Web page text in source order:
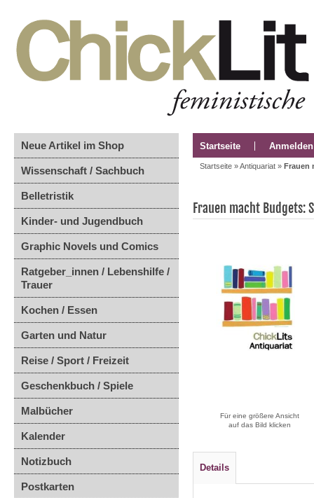
Neue Artikel im Shop
Wissenschaft / Sachbuch
Belletristik
Kinder- und Jugendbuch
Graphic Novels und Comics
Ratgeber_innen / Lebenshilfe /
Trauer
Kochen / Essen
Garten und Natur
Reise / Sport / Freizeit
Geschenkbuch / Spiele
Malbücher
Kalender
Notizbuch
Postkarten
Startseite Anmelden
Startseite »Antiquariat » Frauen
Frauen macht Budgets:
Für eine größere Ansicht
auf das Bild klicken
Details